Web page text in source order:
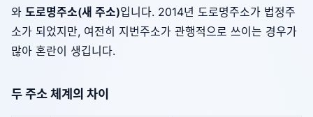
와 도로명주소(새 주소)입니다. 2014년 도로명주소가 법정주
소가 되었지만, 여전히 지번주소가 관행적으로 쓰이는 경우가
많아 혼란이 생깁니다.
두 주소 체계의 차이